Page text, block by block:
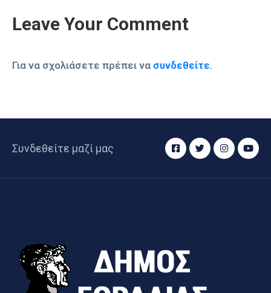
Leave Your Comment
Για να σχολιάσετε πρέπει να συνδεθείτε.
Συνδεθείτε μαζί μας